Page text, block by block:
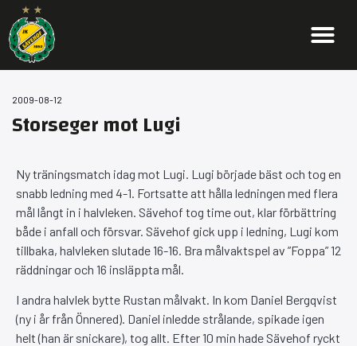
2009-08-12
Storseger mot Lugi
Ny träningsmatch idag mot Lugi. Lugi började bäst och tog en
snabb ledning med 4-1. Fortsatte att hålla ledningen med flera
mål långt in i halvleken. Sävehof tog time out, klar förbättring
både i anfall och försvar. Sävehof gick upp i ledning, Lugi kom
tillbaka, halvleken slutade 16-16. Bra målvaktspel av ”Foppa” 12
räddningar och 16 insläppta mål.
I andra halvlek bytte Rustan målvakt. In kom Daniel Bergqvist
(ny i år från Önnered). Daniel inledde strålande, spikade igen
helt (han är snickare), tog allt. Efter 10 min hade Sävehof ryckt